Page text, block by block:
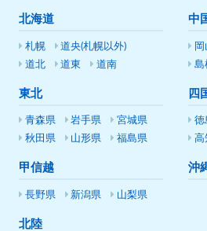
北海道
札幌
道央(札幌以外)
道北
道東 道南
東北
青森県 岩手県
宮城県
秋田県
山形県 福島県
甲信越
長野県 新潟県 山梨県
北陸
中
島
四
徳
高
沖